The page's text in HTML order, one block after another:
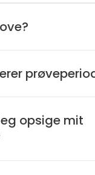
opsige mit